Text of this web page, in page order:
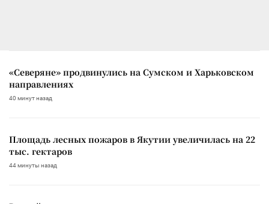
«Северяне» продвинулись на Сумском и Харьковском
направлениях
40 минут назад
Площадь лесных пожаров в Якутии увеличилась на 22
тыс. гектаров
44 минуты назад